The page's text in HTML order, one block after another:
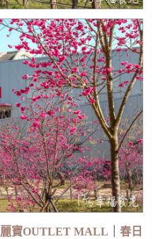
麗寶OUTLET MALL
春日